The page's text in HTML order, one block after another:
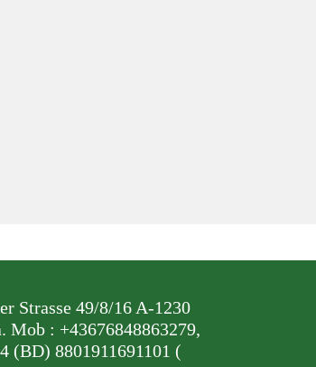
Strasse 49/8/16 A-1230
Mob : +43676848863279,
(BD) 8801911691101 (